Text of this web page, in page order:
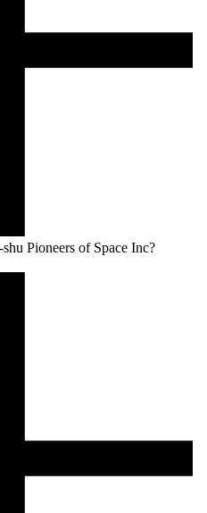
Pioneers of Space Inc?